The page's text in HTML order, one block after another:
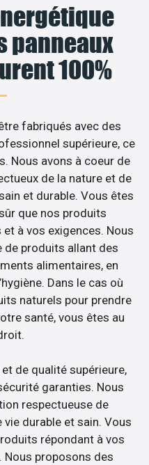
panneaux
100%
fabriqués avec des
supérieure, ce
Nous avons à coeur de
de la nature et de
et durable. Vous êtes
que nos produits
à vos exigences. Nous
produits allant des
alimentaires, en
Dans le cas où
naturels pour prendre
santé, vous êtes au
de qualité supérieure,
garanties. Nous
respectueuse de
durable et sain. Vous
répondant à vos
Nous proposons des